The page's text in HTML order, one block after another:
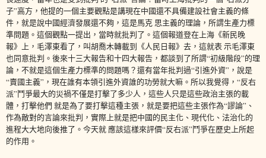
子”高方，他提的一個主要觀點是講現在中國還不具備建設社會主義的條
件，就是說中國經濟發展還不夠，這是馬克 思主義的理論，所謂生產力標
準問題。這個觀點一提出，當時就批判了。這個報道登在上海《新民晚
報》上，毛澤東看了，叫胡喬木轉載到《人民日報》去，這就表 示毛澤東
也同意批判。後來十三大報告和十四大報告，都談到了所謂“初級階段”的理
論，不就是這個生產力標準的問題嗎？還有當年批判過“引進外資”，說是
“賣國主義”，現在誰有本領引進外資誰的功勞就大嘛。所以我覺得，“反右
派”鬥爭最大的災禍不僅是打擊了多少人，這些人只是這些政治主張的載
體，打擊他們 就是為了要打擊這種主張，就是要把這些主張作為“謬論”、
作為敵對的言論來批判，實際上就是把中國的民主化、現代化、法治化的
進程大大地向後推了。今天就 應該這樣來評價“反右派”鬥爭在歷史上所起
的作用。